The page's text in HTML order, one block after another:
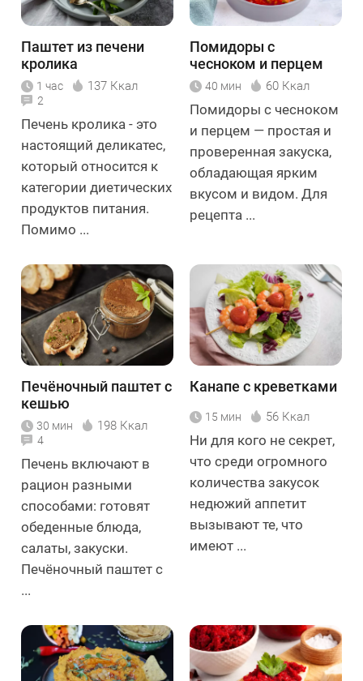
Паштет из печени
кролика
1 час 137 Ккал
2
Печень кролика - это
настоящий деликатес,
который относится к
категории диетических
продуктов питания.
Помимо ...
Помидоры с
чесноком и перцем
40 мин 60 Ккал
Помидоры с чесноком
и перцем — простая и
проверенная закуска,
обладающая ярким
вкусом и видом. Для
рецепта ...
Печёночный паштет с
кешью
30 мин 198 Ккал
4
Печень включают в
рацион разными
способами: готовят
обеденные блюда,
салаты, закуски.
Печёночный паштет с
...
Канапе с креветками
15 мин 56 Ккал
Ни для кого не секрет,
что среди огромного
количества закусок
недюжий аппетит
вызывают те, что
имеют ...